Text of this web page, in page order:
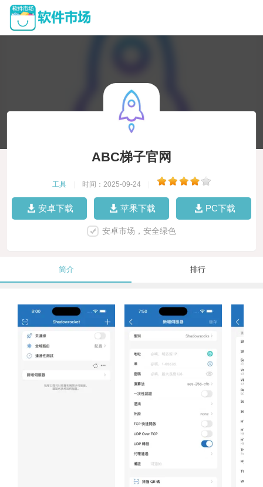
ABC梯子官网
工具 时间：2025-09-24
安卓下载 苹果下载 PC下载
安卓市场，安全绿色
简介 排行